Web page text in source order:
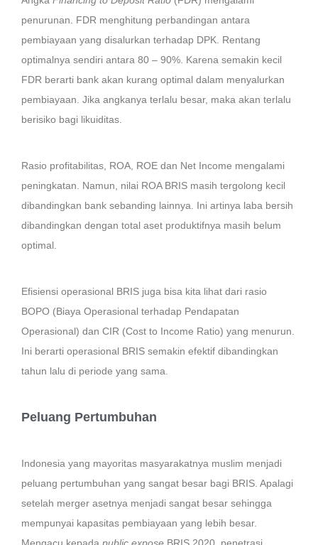
penurunan. FDR menghitung perbandingan antara
pembiayaan yang disalurkan terhadap DPK. Rentang
optimalnya sendiri antara 80 – 90%. Karena semakin kecil
FDR berarti bank akan kurang optimal dalam menyalurkan
pembiayaan. Jika angkanya terlalu besar, maka akan terlalu
berisiko bagi likuiditas.
Rasio profitabilitas, ROA, ROE dan Net Income mengalami
peningkatan. Namun, nilai ROA BRIS masih tergolong kecil
dibandingkan bank sebanding lainnya. Ini artinya laba bersih
dibandingkan dengan total aset produktifnya masih belum
optimal.
Efisiensi operasional BRIS juga bisa kita lihat dari rasio
BOPO (Biaya Operasional terhadap Pendapatan
Operasional) dan CIR (Cost to Income Ratio) yang menurun.
Ini berarti operasional BRIS semakin efektif dibandingkan
tahun lalu di periode yang sama.
Peluang Pertumbuhan
Indonesia yang mayoritas masyarakatnya muslim menjadi
peluang pertumbuhan yang sangat besar bagi BRIS. Apalagi
setelah merger asetnya menjadi sangat besar sehingga
mempunyai kapasitas pembiayaan yang lebih besar.